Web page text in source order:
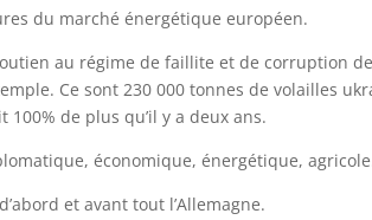
du marché énergétique européen.
au régime de faillite et de corruption de
Ce sont 230 000 tonnes de volailles
de plus qu’il y a deux ans.
économique, énergétique,
et avant tout l’Allemagne.